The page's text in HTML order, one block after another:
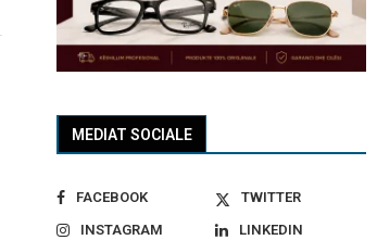
MEDIAT SOCIALE
FACEBOOK
TWITTER
INSTAGRAM
LINKEDIN